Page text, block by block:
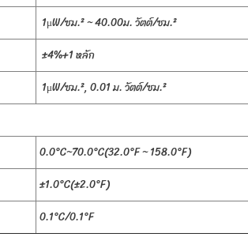
1μW/ซม.² ~ 40.00ม. วัตต์/ซม.²
±4%+1 หลัก
1μW/ซม.², 0.01 ม. วัตต์/ซม.²
0.0°C~70.0°C(32.0°F ~ 158.0°F)
±1.0°C(±2.0°F)
0.1°C/0.1°F